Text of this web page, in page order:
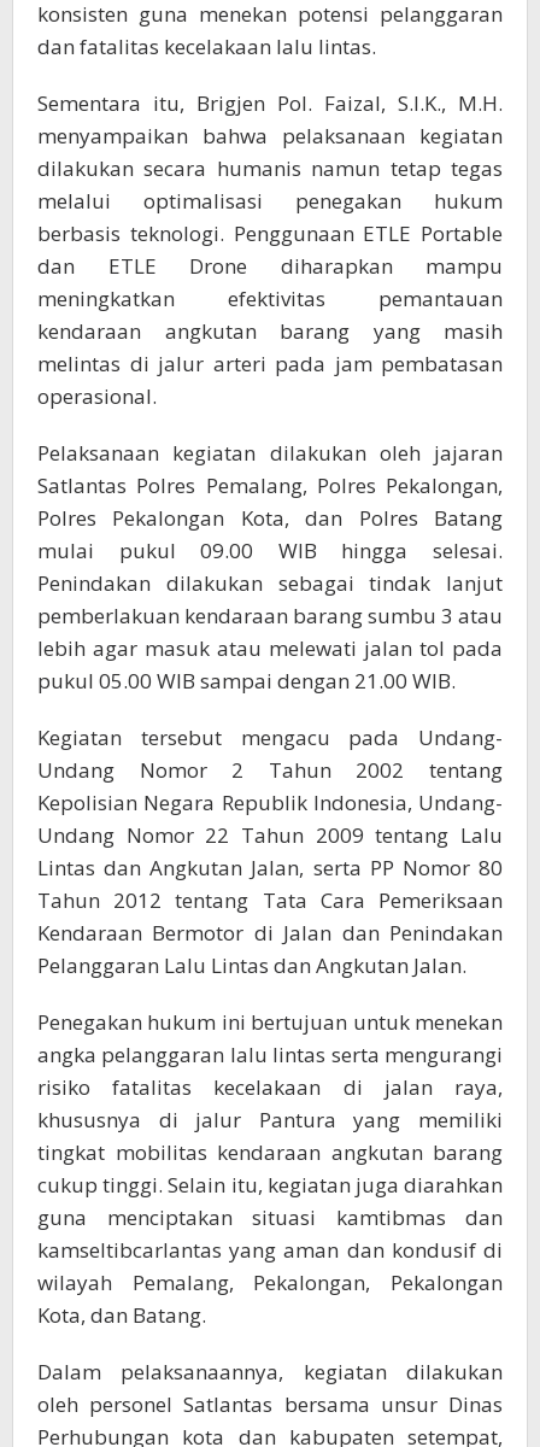
konsisten guna menekan potensi pelanggaran
dan fatalitas kecelakaan lalu lintas.
Sementara itu, Brigjen Pol. Faizal, S.I.K., M.H.
menyampaikan bahwa pelaksanaan kegiatan
dilakukan secara humanis namun tetap tegas
melalui optimalisasi penegakan hukum
berbasis teknologi. Penggunaan ETLE Portable
dan ETLE Drone diharapkan mampu
meningkatkan efektivitas pemantauan
kendaraan angkutan barang yang masih
melintas di jalur arteri pada jam pembatasan
operasional.
Pelaksanaan kegiatan dilakukan oleh jajaran
Satlantas Polres Pemalang, Polres Pekalongan,
Polres Pekalongan Kota, dan Polres Batang
mulai pukul 09.00 WIB hingga selesai.
Penindakan dilakukan sebagai tindak lanjut
pemberlakuan kendaraan barang sumbu 3 atau
lebih agar masuk atau melewati jalan tol pada
pukul 05.00 WIB sampai dengan 21.00 WIB.
Kegiatan tersebut mengacu pada Undang-
Undang Nomor 2 Tahun 2002 tentang
Kepolisian Negara Republik Indonesia, Undang-
Undang Nomor 22 Tahun 2009 tentang Lalu
Lintas dan Angkutan Jalan, serta PP Nomor 80
Tahun 2012 tentang Tata Cara Pemeriksaan
Kendaraan Bermotor di Jalan dan Penindakan
Pelanggaran Lalu Lintas dan Angkutan Jalan.
Penegakan hukum ini bertujuan untuk menekan
angka pelanggaran lalu lintas serta mengurangi
risiko fatalitas kecelakaan di jalan raya,
khususnya di jalur Pantura yang memiliki
tingkat mobilitas kendaraan angkutan barang
cukup tinggi. Selain itu, kegiatan juga diarahkan
guna menciptakan situasi kamtibmas dan
kamseltibcarlantas yang aman dan kondusif di
wilayah Pemalang, Pekalongan, Pekalongan
Kota, dan Batang.
Dalam pelaksanaannya, kegiatan dilakukan
oleh personel Satlantas bersama unsur Dinas
Perhubungan kota dan kabupaten setempat,